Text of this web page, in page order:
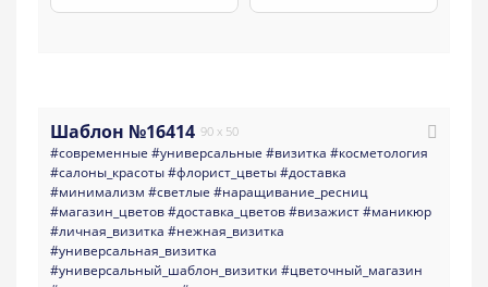
Шаблон №16414 90 x 50
#современные #универсальные #визитка #косметология
#салоны_красоты#флорист_цветы#доставка
#минимализм #светлые #наращивание_ресниц
#магазин_цветов#доставка_цветов#визажист#маникюр
#личная_визитка #нежная_визитка
#универсальная_визитка
#универсальный_шаблон_визитки #цветочный_магазин